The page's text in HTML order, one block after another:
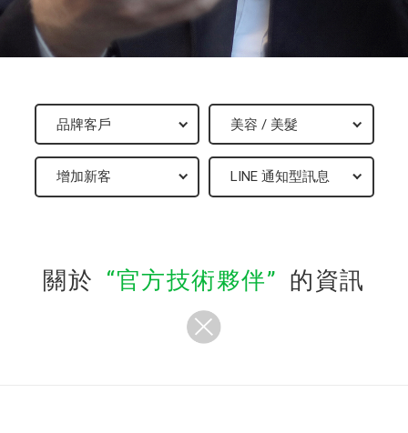
關於 官方技術夥伴 的資訊